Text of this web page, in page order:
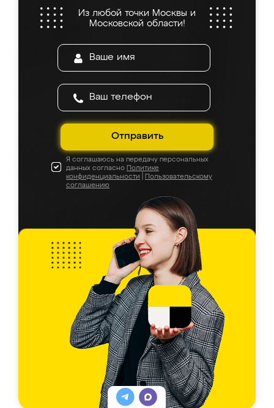
Из любой точки Москвы и
Московской области!
Отправить
Я соглашаюсь на передачу персональных
данных согласно Политике
конфиденциальности
Пользовательскому
соглашению